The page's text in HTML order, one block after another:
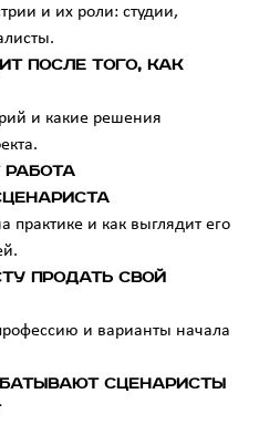
и их роли: студии,
после того, как
и какие решения
работа
практике и как выглядит его
продать свой
и варианты начала
сценаристы